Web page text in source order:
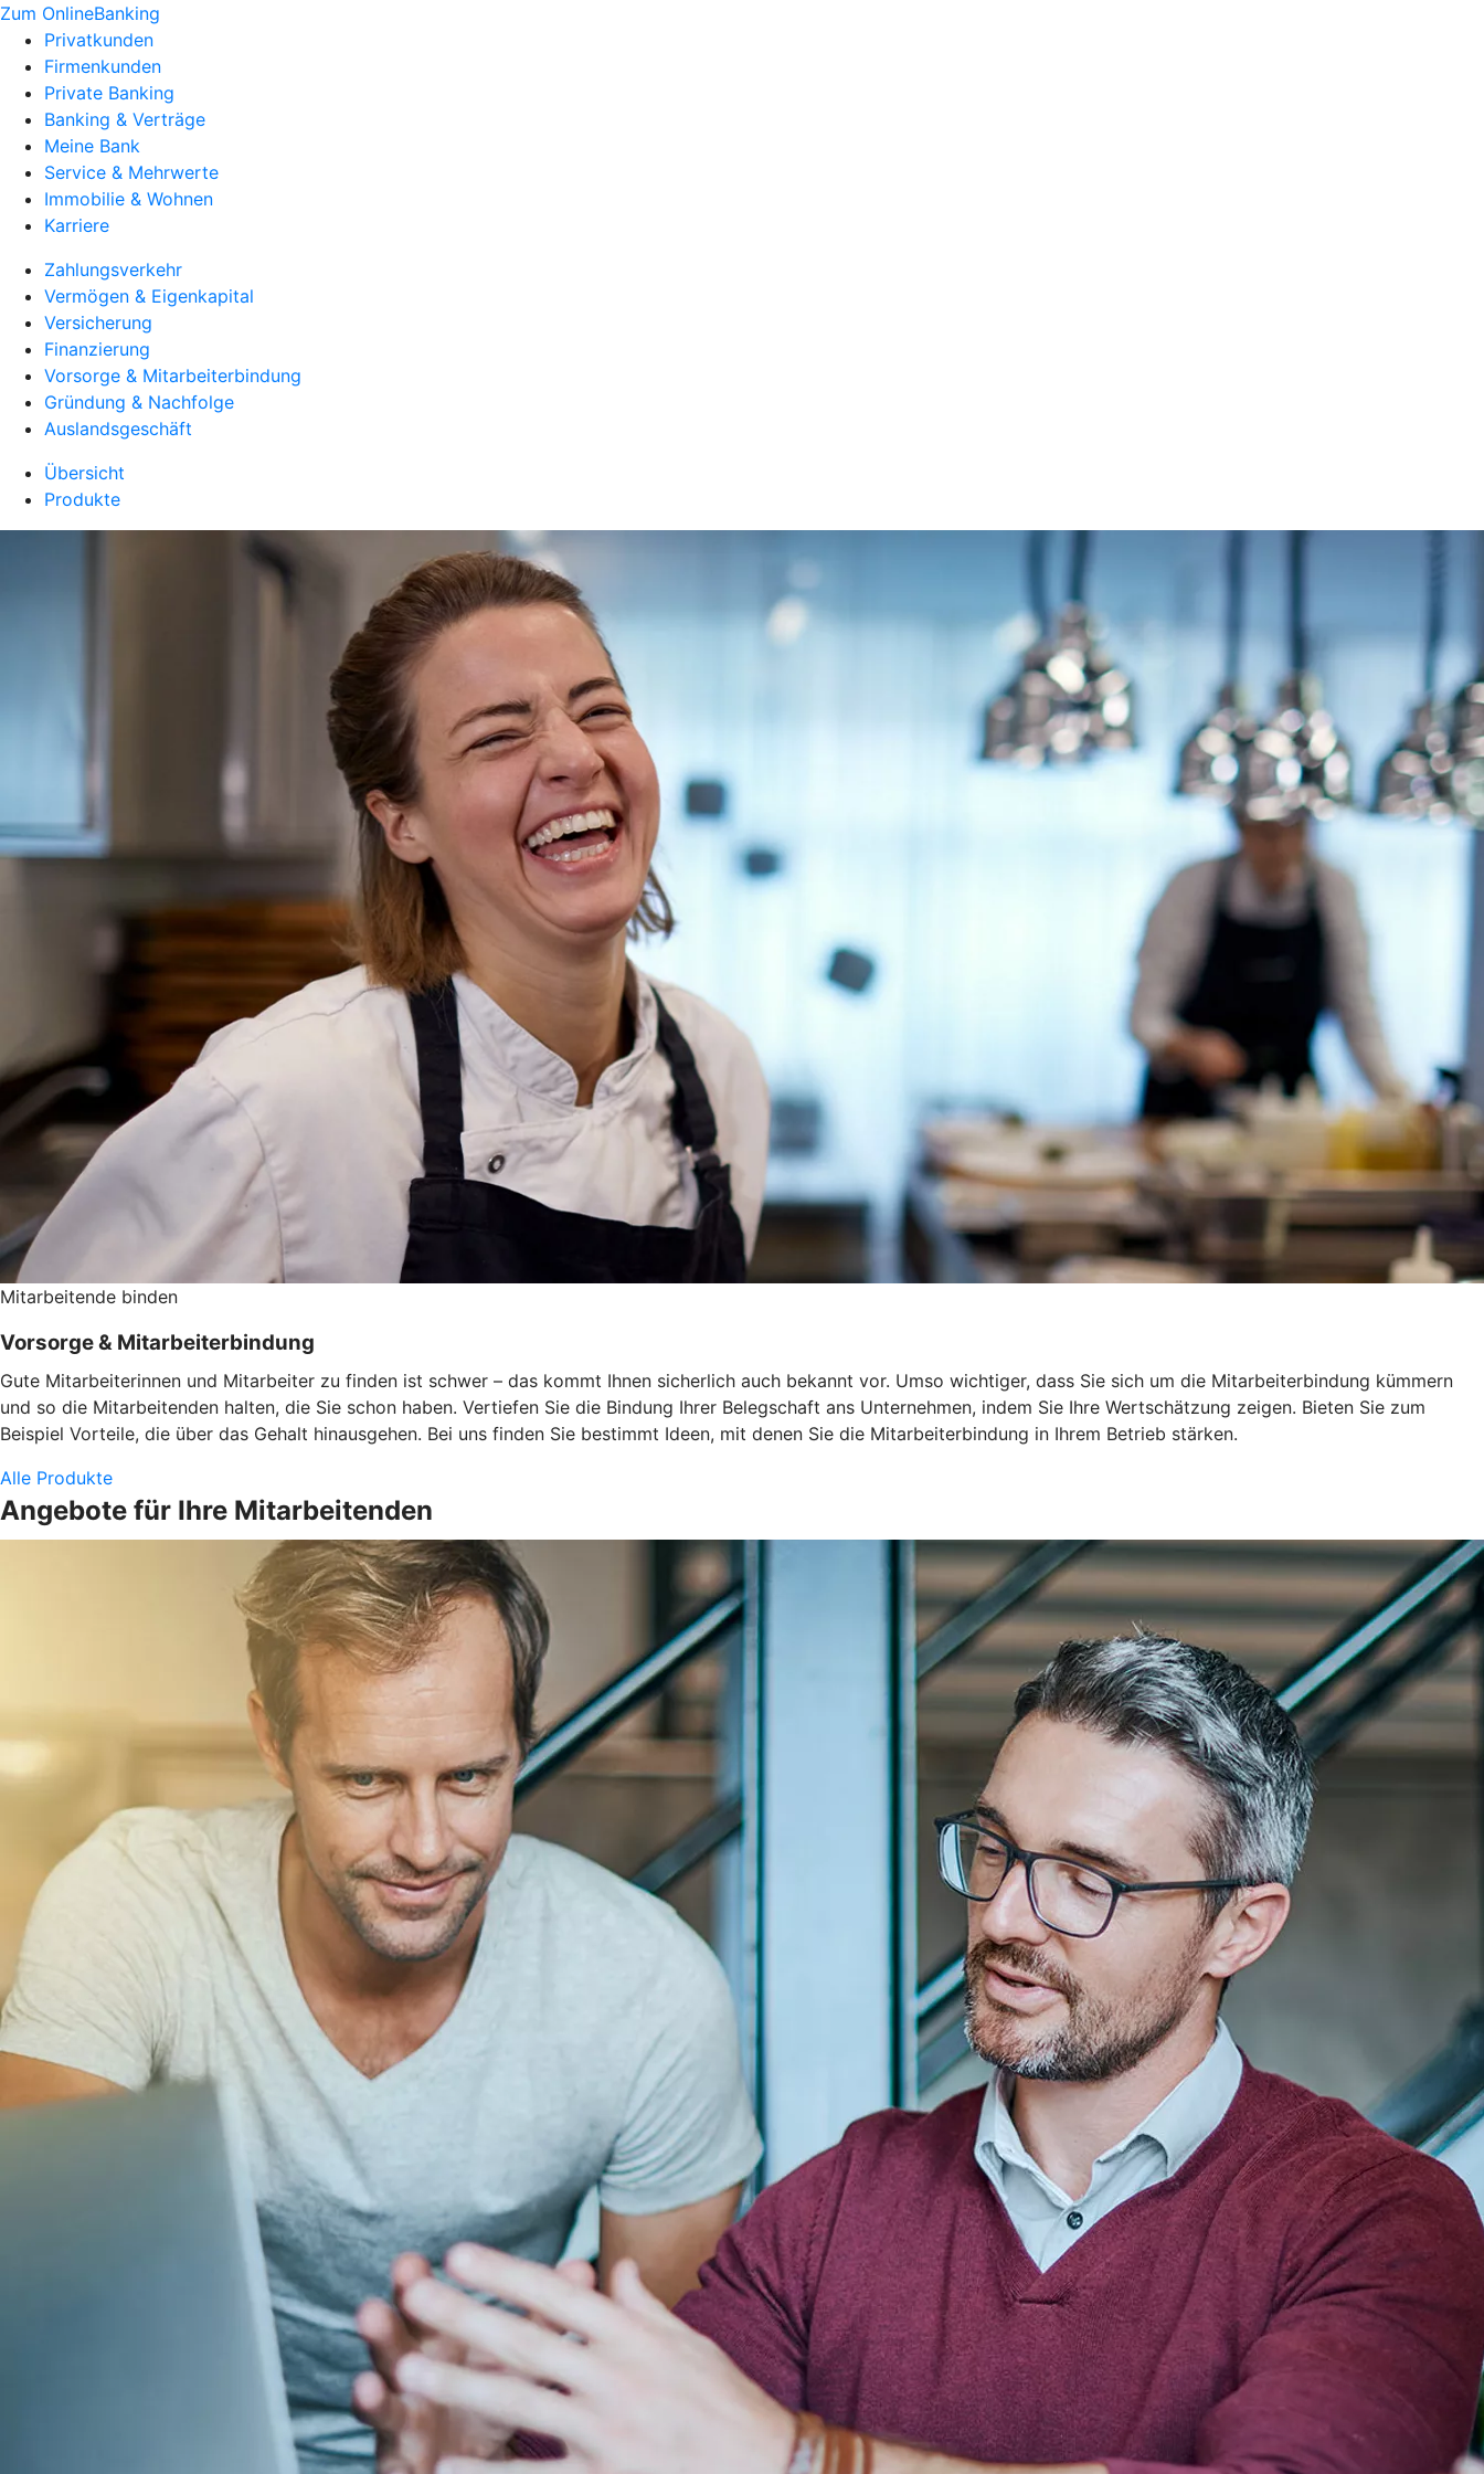
Zum OnlineBanking
Privatkunden
Firmenkunden
Private Banking
Banking & Verträge
Meine Bank
Service & Mehrwerte
Immobilie & Wohnen
Karriere
Zahlungsverkehr
Vermögen & Eigenkapital
Versicherung
Finanzierung
Vorsorge & Mitarbeiterbindung
Gründung & Nachfolge
Auslandsgeschäft
Übersicht
Produkte
Mitarbeitende binden
Vorsorge & Mitarbeiterbindung
Gute Mitarbeiterinnen und Mitarbeiter zu finden ist schwer – das kommt Ihnen sicherlich auch bekannt vor. Umso wichtiger, dass Sie sich um die Mitarbeiterbindung kümmern
und so die Mitarbeitenden halten, die Sie schon haben. Vertiefen Sie die Bindung Ihrer Belegschaft ans Unternehmen, indem Sie Ihre Wertschätzung zeigen. Bieten Sie zum
Beispiel Vorteile, die über das Gehalt hinausgehen. Bei uns finden Sie bestimmt Ideen, mit denen Sie die Mitarbeiterbindung in Ihrem Betrieb stärken.
Alle Produkte
Angebote für Ihre Mitarbeitenden